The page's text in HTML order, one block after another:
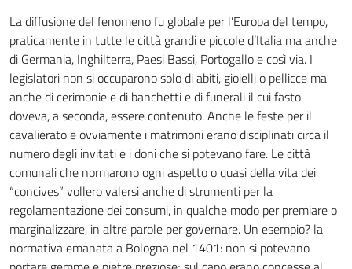
La diffusione del fenomeno fu globale per l’Europa del tempo,
praticamente in tutte le città grandi e piccole d’Italia ma anche
di Germania, Inghilterra, Paesi Bassi, Portogallo e così via. I
legislatori non si occuparono solo di abiti, gioielli o pellicce ma
anche di cerimonie e di banchetti e di funerali il cui fasto
doveva, a seconda, essere contenuto. Anche le feste per il
cavalierato e ovviamente i matrimoni erano disciplinati circa il
numero degli invitati e i doni che si potevano fare. Le città
comunali che normarono ogni aspetto o quasi della vita dei
“concives” vollero valersi anche di strumenti per la
regolamentazione dei consumi, in qualche modo per premiare o
marginalizzare, in altre parole per governare. Un esempio? la
normativa emanata a Bologna nel 1401: non si potevano